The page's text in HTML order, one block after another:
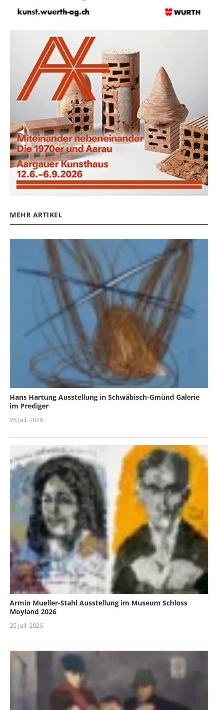
MEHR ARTIKEL
Hans Hartung Ausstellung in Schwäbisch-Gmünd Galerie
im Prediger
28 Juli, 2026
Armin Mueller-Stahl Ausstellung im Museum Schloss
Moyland 2026
25 Juli, 2026